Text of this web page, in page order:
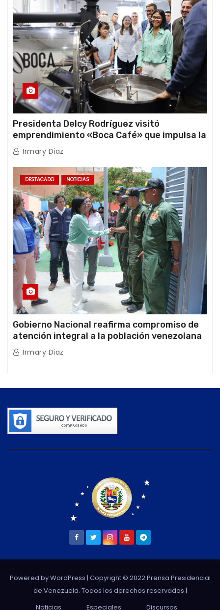
Presidenta Delcy Rodríguez visitó
emprendimiento «Boca Café» que impulsa la
producción nacional hacia mercados
internacionales
Irmary Diaz
DESTACADO NOTICIAS
Gobierno Nacional reafirma compromiso de
atención integral a la población venezolana
tras doblete sísmico
Irmary Diaz
Powered by WordPress | Copyright © 2022 Prensa Presidencial
de Venezuela. Todos los derechos reservados |
Noticias
Especiales Discursos